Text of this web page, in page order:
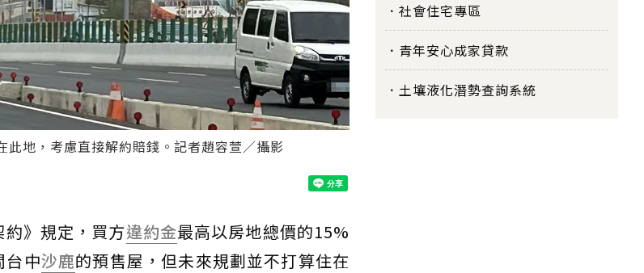
地，考慮直接解約賠錢。記者趙容萱／攝影
約》規定，買方違約金最高以房地總價的15%
台中沙鹿的預售屋，但未來規劃並不打算住在
社會住宅專區
青年安心成家貸款
土壤液化潛勢查詢系統